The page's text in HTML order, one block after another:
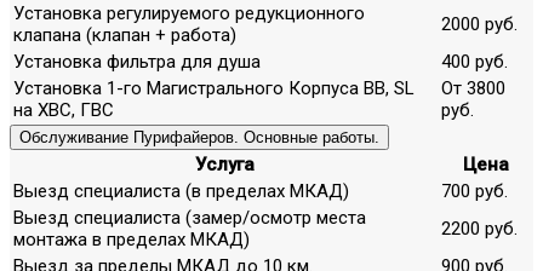
Установка регулируемого редукционного
клапана (клапан + работа)
2000 руб.
Установка фильтра для душа
400 руб.
Установка 1-го Магистрального Корпуса ВВ, SL
на ХВС, ГВС
От 3800
руб.
Обслуживание Пурифайеров. Основные работы.
Услуга
Цена
Выезд специалиста (в пределах МКАД)
700 руб.
Выезд специалиста (замер/осмотр места
монтажа в пределах МКАД)
2200 руб.
Выезд за пределы МКАД до 10 км.
900 руб.